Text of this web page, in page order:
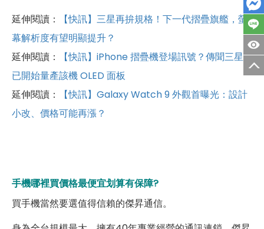
延伸閱讀：
【快訊】三星再拚規格！下一代摺疊旗艦，螢
幕解析度有望明顯提升？
延伸閱讀：
【快訊】iPhone 摺疊機登場訊號？傳聞三星
已開始量產該機 OLED 面板
延伸閱讀：
【快訊】Galaxy Watch 9 外觀首曝光：設計
小改、價格可能再漲？
手機哪裡買價格最便宜划算有保障?
買手機當然要選值得信賴的傑昇通信。